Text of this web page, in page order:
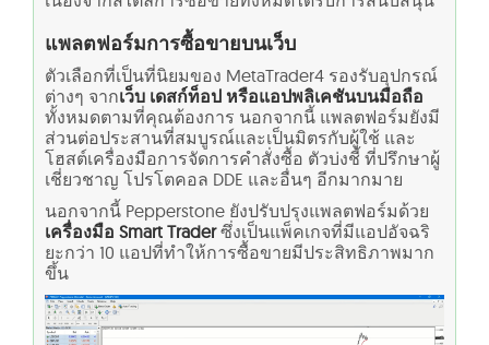
แพลตฟอร์มการซื้อขายบนเว็บ
ตัวเลือกที่เป็นที่นิยมของ MetaTrader4 รองรับอุปกรณ์
ต่างๆ จากเว็บ เดสก์ท็อป หรือแอปพลิเคชันบนมือถือ
ทั้งหมดตามที่คุณต้องการ นอกจากนี้ แพลตฟอร์มยังมี
ส่วนต่อประสานที่สมบูรณ์และเป็นมิตรกับผู้ใช้ และ
โฮสต์เครื่องมือการจัดการคำสั่งซื้อ ตัวบ่งชี้ ที่ปรึกษาผู้
เชี่ยวชาญ โปรโตคอล DDE และอื่นๆ อีกมากมาย
นอกจากนี้ Pepperstone ยังปรับปรุงแพลตฟอร์มด้วย
เครื่องมือ Smart Traderซึ่งเป็นแพ็คเกจที่มีแอปอัจฉริ
ยะกว่า 10 แอปที่ทำให้การซื้อขายมีประสิทธิภาพมาก
ขึ้น